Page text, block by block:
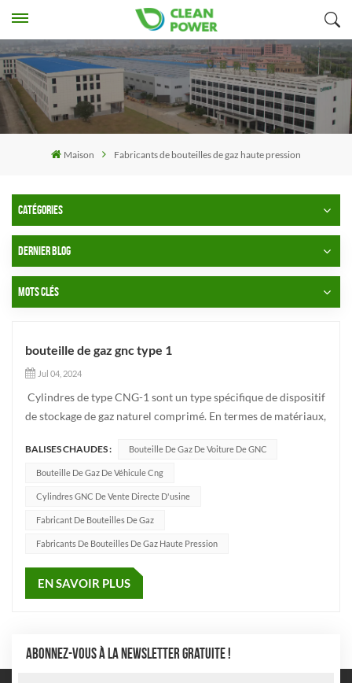
Maison Fabricants de bouteilles de gaz haute pression
CATÉGORIES
DERNIER BLOG
MOTS CLÉS
bouteille de gaz gnc type 1
Jul 04, 2024
Cylindres de type CNG-1 sont un type spécifique de dispositif
de stockage de gaz naturel comprimé. En termes de matériaux,
spécifications pertinentes, tels que le 30CrMo, sont
généralement utilisés pour garantir leur sécurité et leu...
BALISES CHAUDES : Bouteille De Gaz De Voiture De GNC
Bouteille De Gaz De Véhicule Cng
Cylindres GNC De Vente Directe D'usine
Fabricant De Bouteilles De Gaz
Fabricants De Bouteilles De Gaz Haute Pression
EN SAVOIR PLUS
ABONNEZ-VOUS À LA NEWSLETTER GRATUITE !